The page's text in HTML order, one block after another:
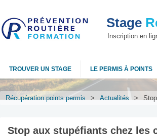
Stage
Inscription en
TROUVER UN STAGE LE PERMIS À POINTS
Récupération points permis > Actualités >
Stop aux stupéfiants chez les